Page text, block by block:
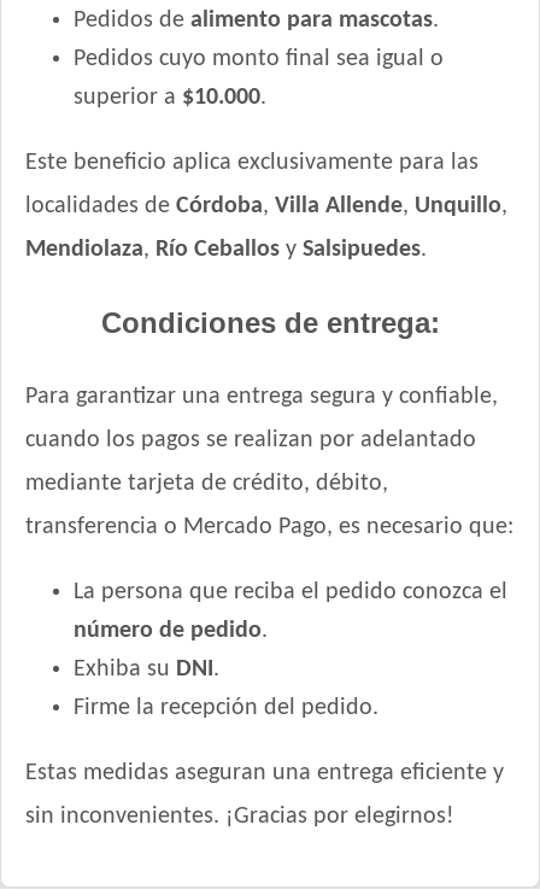
Pedidos de alimento para mascotas.
Pedidos cuyo monto final sea igual o
superior a $10.000.
Este beneficio aplica exclusivamente para las
localidades de Córdoba, Villa Allende, Unquillo,
Mendiolaza, Río Ceballos y Salsipuedes.
Condiciones de entrega:
Para garantizar una entrega segura y confiable,
cuando los pagos se realizan por adelantado
mediante tarjeta de crédito, débito,
transferencia o Mercado Pago, es necesario que:
La persona que reciba el pedido conozca el
número de pedido.
Exhiba su DNI.
Firme la recepción del pedido.
Estas medidas aseguran una entrega eficiente y
sin inconvenientes. ¡Gracias por elegirnos!